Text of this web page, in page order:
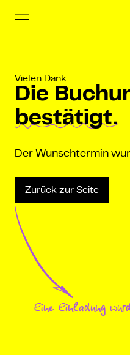
Vielen Dank
Die
bestätigt.
Der Wunschtermin
Zurück zur Seite
Eine Einladung